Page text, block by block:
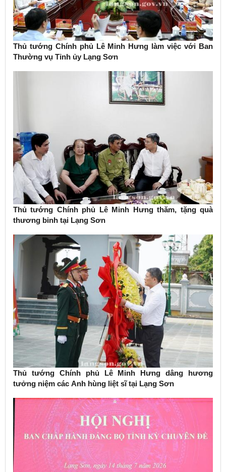
Thủ tướng Chính phủ Lê Minh Hưng làm việc với Ban
Thường vụ Tỉnh ủy Lạng Sơn
Thủ tướng Chính phủ Lê Minh Hưng thăm, tặng quà
thương binh tại Lạng Sơn
Thủ tướng Chính phủ Lê Minh Hưng dâng hương
tưởng niệm các Anh hùng liệt sĩ tại Lạng Sơn